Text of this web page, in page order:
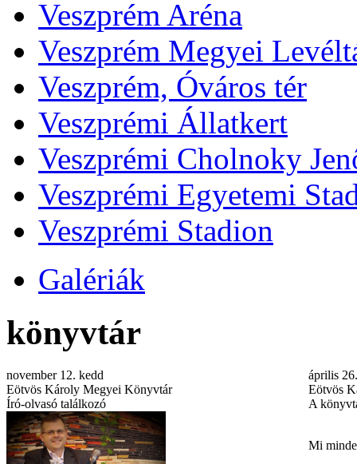
Veszprém Aréna
Veszprém Megyei
Veszprém, Óváros tér
Veszprémi Állatkert
Veszprémi Cholnoky
Veszprémi Egyetemi
Veszprémi Stadion
Galériák
könyvtár
november 12. kedd
Eötvös Károly Megyei Könyvtár
Író-olvasó találkozó
április
Eötvös
A
Mi